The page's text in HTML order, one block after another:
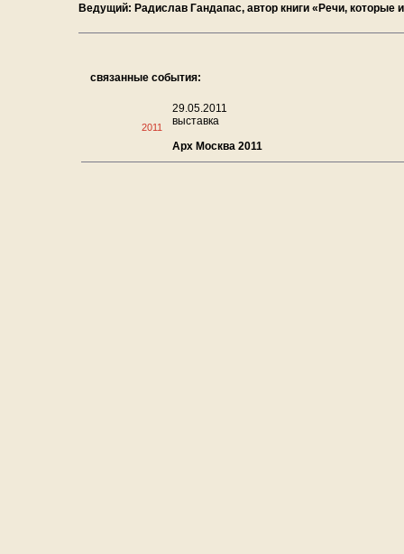
Ведущий: Радислав Гандапас, автор книги «Речи, которые
связанные события:
2011
29.05.2011
выставка
Арх Москва 2011